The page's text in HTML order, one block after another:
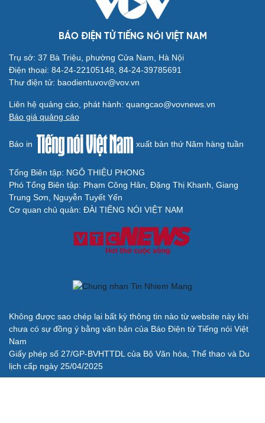
BÁO ĐIỆN TỬ TIẾNG NÓI VIỆT NAM
Trụ sở: 37 Bà Triệu, phường Cửa Nam, Hà Nội
Điện thoại: 84-24-22105148, 84-24-39785691
Thư điện tử: baodientuvov@vov.vn
Liên hệ quảng cáo, phát hành: quangcao@vovnews.vn
Báo giá quảng cáo
Báo in xuất bản thứ Năm hàng tuần
Tổng Biên tập: NGÔ THIỆU PHONG
Phó Tổng Biên tập: Phạm Công Hân, Đặng Thị Khanh, Giang
Trung Sơn, Nguyễn Tuyết Yến
Cơ quan chủ quản: ĐÀI TIẾNG NÓI VIỆT NAM
Không được sao chép lại bất kỳ thông tin nào từ website này khi
chưa có sự đồng ý bằng văn bản của Báo Điện tử Tiếng nói Việt
Nam
Giấy phép số 27/GP-BVHTTDL của Bộ Văn hóa, Thể thao và Du
lịch cấp ngày 25/04/2025